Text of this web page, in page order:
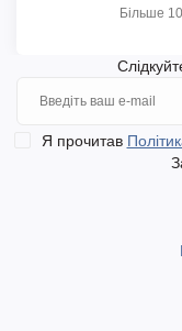
Більше
Я прочитав